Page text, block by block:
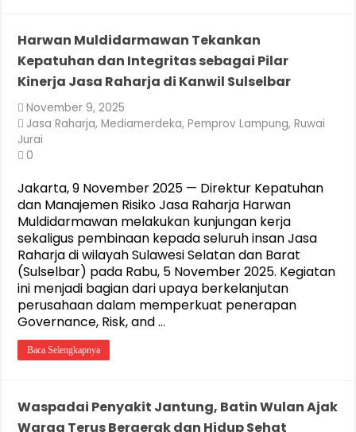
Harwan Muldidarmawan Tekankan
Kepatuhan dan Integritas sebagai Pilar
Kinerja Jasa Raharja di Kanwil Sulselbar
November 9, 2025
Jasa Raharja,Mediamerdeka,Pemprov Lampung,Ruwai
Jurai
0
Jakarta, 9 November 2025 — Direktur Kepatuhan
dan Manajemen Risiko Jasa Raharja Harwan
Muldidarmawan melakukan kunjungan kerja
sekaligus pembinaan kepada seluruh insan Jasa
Raharja di wilayah Sulawesi Selatan dan Barat
(Sulselbar) pada Rabu, 5 November 2025. Kegiatan
ini menjadi bagian dari upaya berkelanjutan
perusahaan dalam memperkuat penerapan
Governance, Risk, and …
Baca Selengkapnya
Waspadai Penyakit Jantung, Batin Wulan Ajak
Warga Terus Bergerak dan Hidup Sehat